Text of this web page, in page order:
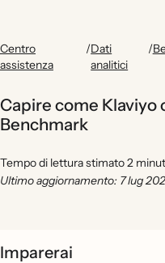
Centro
assistenza
/Dati
analitici
/
Capire come Klaviyo
Benchmark
Tempo di lettura stimato 2
Ultimo aggiornamento: 7 lug
Imparerai